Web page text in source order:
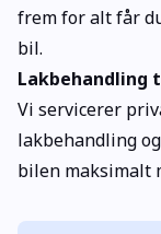
frem for alt får
bil.
Lakbehandling
Vi servicerer
lakbehandling
bilen maksimalt